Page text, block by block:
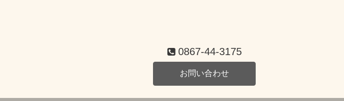
0867-44-3175
お問い合わせ